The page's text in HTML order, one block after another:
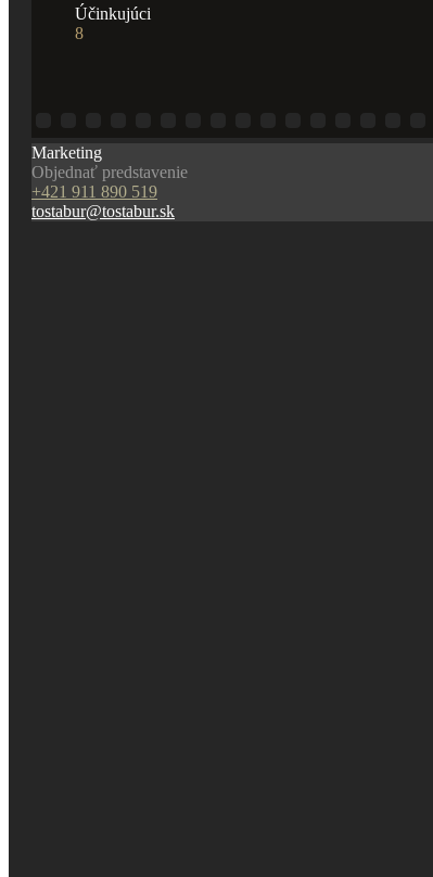
Účinkujúci
8
Marketing
Objednať predstavenie
+421 911 890 519
tostabur@tostabur.sk